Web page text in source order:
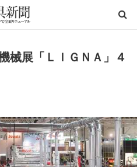
械展「ＬＩＧＮＡ」４